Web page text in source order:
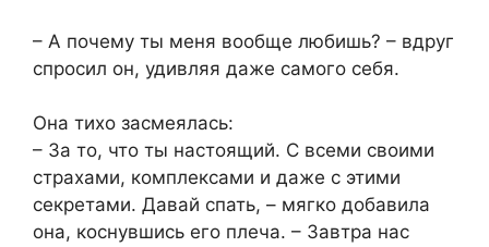
– А почему ты меня вообще любишь? – вдруг
спросил он, удивляя даже самого себя.
Она тихо засмеялась:
– За то, что ты настоящий. С всеми своими
страхами, комплексами и даже с этими
секретами. Давай спать, – мягко добавила
она, коснувшись его плеча. – Завтра нас